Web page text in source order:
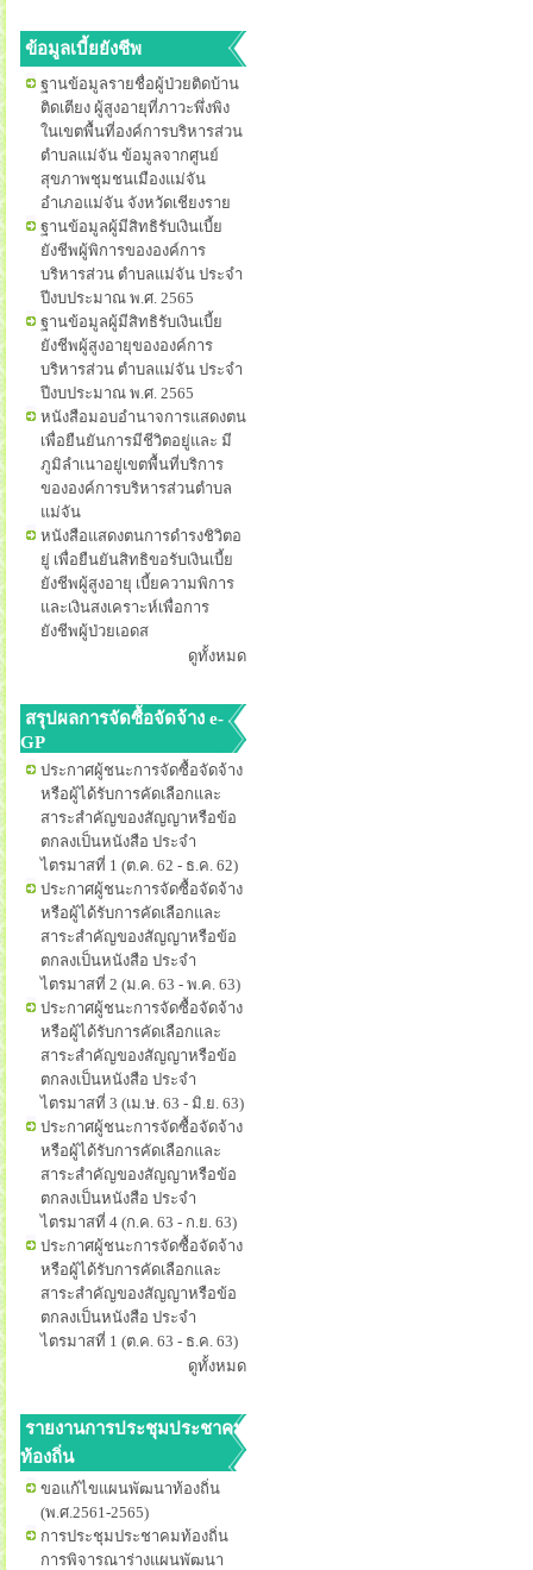
ข้อมูลเบี้ยยังชีพ
ฐานข้อมูลรายชื่อผู้ป่วยติดบ้าน
ติดเตียง ผู้สูงอายุที่ภาวะพึ่งพิง
ในเขตพื้นที่องค์การบริหารส่วน
ตำบลแม่จัน ข้อมูลจากศูนย์
สุขภาพชุมชนเมืองแม่จัน
อำเภอแม่จัน จังหวัดเชียงราย
ฐานข้อมูลผู้มีสิทธิรับเงินเบี้ย
ยังชีพผู้พิการขององค์การ
บริหารส่วน ตำบลแม่จัน ประจำ
ปีงบประมาณ พ.ศ. 2565
ฐานข้อมูลผู้มีสิทธิรับเงินเบี้ย
ยังชีพผู้สูงอายุขององค์การ
บริหารส่วน ตำบลแม่จัน ประจำ
ปีงบประมาณ พ.ศ. 2565
หนังสือมอบอำนาจการแสดงตน
เพื่อยืนยันการมีชีวิตอยู่และ มี
ภูมิลำเนาอยู่เขตพื้นที่บริการ
ขององค์การบริหารส่วนตำบล
แม่จัน
หนังสือแสดงตนการดำรงชิวิตอ
ยู่ เพื่อยืนยันสิทธิขอรับเงินเบี้ย
ยังชีพผู้สูงอายุ เบี้ยความพิการ
และเงินสงเคราะห์เพื่อการ
ยังชีพผู้ป่วยเอดส
ดูทั้งหมด
สรุปผลการจัดซื้อจัดจ้าง e-
GP
ประกาศผู้ชนะการจัดซื้อจัดจ้าง
หรือผู้ได้รับการคัดเลือกและ
สาระสำคัญของสัญญาหรือข้อ
ตกลงเป็นหนังสือ ประจำ
ไตรมาสที่ 1 (ต.ค. 62 - ธ.ค. 62)
ประกาศผู้ชนะการจัดซื้อจัดจ้าง
หรือผู้ได้รับการคัดเลือกและ
สาระสำคัญของสัญญาหรือข้อ
ตกลงเป็นหนังสือ ประจำ
ไตรมาสที่ 2 (ม.ค. 63 - พ.ค. 63)
ประกาศผู้ชนะการจัดซื้อจัดจ้าง
หรือผู้ได้รับการคัดเลือกและ
สาระสำคัญของสัญญาหรือข้อ
ตกลงเป็นหนังสือ ประจำ
ไตรมาสที่ 3 (เม.ษ. 63 - มิ.ย. 63)
ประกาศผู้ชนะการจัดซื้อจัดจ้าง
หรือผู้ได้รับการคัดเลือกและ
สาระสำคัญของสัญญาหรือข้อ
ตกลงเป็นหนังสือ ประจำ
ไตรมาสที่ 4 (ก.ค. 63 - ก.ย. 63)
ประกาศผู้ชนะการจัดซื้อจัดจ้าง
หรือผู้ได้รับการคัดเลือกและ
สาระสำคัญของสัญญาหรือข้อ
ตกลงเป็นหนังสือ ประจำ
ไตรมาสที่ 1 (ต.ค. 63 - ธ.ค. 63)
ดูทั้งหมด
รายงานการประชุมประชาคม
ท้องถิ่น
ขอแก้ไขแผนพัฒนาท้องถิ่น
(พ.ศ.2561-2565)
การประชุมประชาคมท้องถิ่น
การพิจารณาร่างแผนพัฒนา